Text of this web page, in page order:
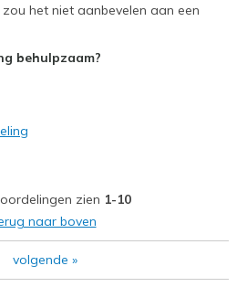
are for Wearing
zou het niet aanbevelen aan een
behulpzaam?
zien 1-10
naar boven
volgende »